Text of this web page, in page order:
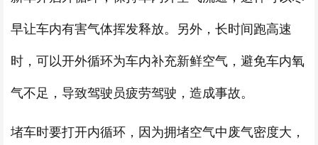
早让车内有害气体挥发释放。另外，长时间跑高速
时，可以开外循环为车内补充新鲜空气，避免车内氧
气不足，导致驾驶员疲劳驾驶，造成事故。
堵车时要打开内循环，因为拥堵空气中废气密度大，